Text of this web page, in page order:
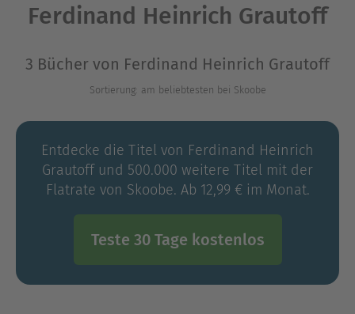
Ferdinand Heinrich Grautoff
3 Bücher von Ferdinand Heinrich Grautoff
Sortierung: am beliebtesten bei Skoobe
Entdecke die Titel von Ferdinand Heinrich
Grautoff und 500.000 weitere Titel mit der
Flatrate von Skoobe. Ab 12,99 € im Monat.
Teste 30 Tage kostenlos